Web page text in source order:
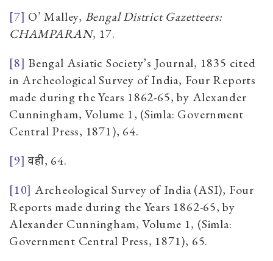
[7] O’ Malley, Bengal District Gazetteers:
CHAMPARAN, 17.
[8] Bengal Asiatic Society’s Journal, 1835 cited
inArcheological Survey of India, Four Reports
made during the Years 1862-65, by Alexander
Cunningham, Volume 1, (Simla: Government
Central Press, 1871), 64.
[9] वही, 64.
[10] Archeological Survey of India (ASI), Four
Reports made during the Years 1862-65, by
Alexander Cunningham, Volume 1, (Simla:
Government Central Press, 1871), 65.